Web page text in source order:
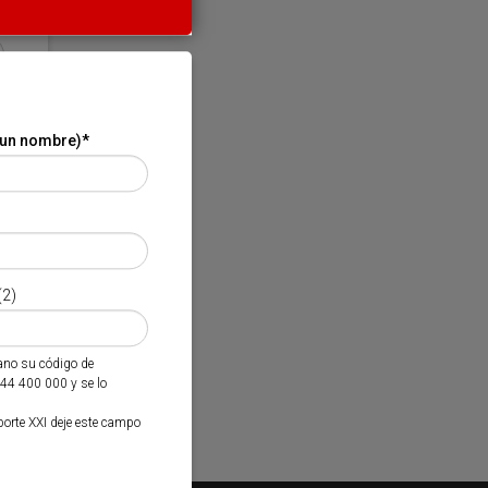
nombre)*
su código de
400 000 y se lo
XXI deje este campo